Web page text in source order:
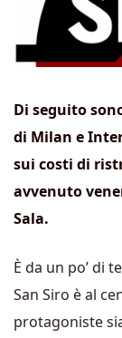
Di seguito
di Milan e
sui costi di
avvenuto
Sala.
È da un po’ di
San Siro è al
protagoniste